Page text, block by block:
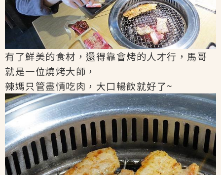
有了鮮美的食材，還得靠會烤的人才行，馬哥
就是一位燒烤大師，
辣媽只管盡情吃肉，大口暢飲就好了~